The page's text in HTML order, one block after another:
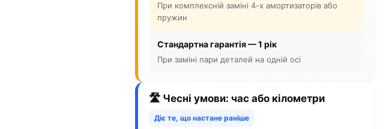
При комплексній заміні 4-х амортизаторів або
пружин
Стандартна гарантія — 1 рік
При заміні пари деталей на одній осі
🛣️ Чесні умови: час або кілометри
Діє те, що настане раніше